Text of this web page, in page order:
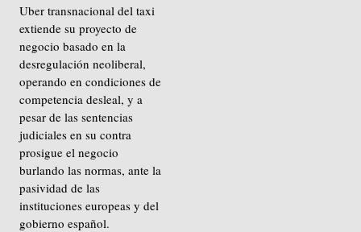
Uber transnacional del taxi
extiende su proyecto de
negocio basado en la
desregulación neoliberal,
operando en condiciones de
competencia desleal, y a
pesar de las sentencias
judiciales en su contra
prosigue el negocio
burlando las normas, ante la
pasividad de las
instituciones europeas y del
gobierno español.